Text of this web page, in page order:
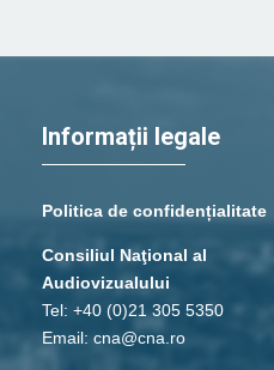
Informații legale
Politica de confidențialitate
Consiliul Naţional al
Audiovizualului
Tel: +40 (0)21 305 5350
Email: cna@cna.ro